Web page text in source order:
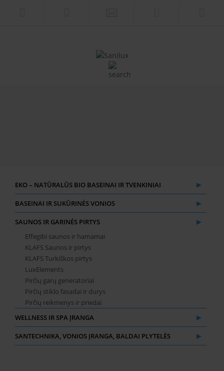
EKO – NATŪRALŪS BIO BASEINAI IR TVENKINIAI
BASEINAI IR SUKŪRINĖS VONIOS
SAUNOS IR GARINĖS PIRTYS
Effegibi saunos ir hamamai
KLAFS Saunos ir pirtys
KLAFS Turkiškos pirtys
LuxElements
Pirčių garų generatoriai
Pirčių stiklo fasadai ir durys
Pirčių reikmenys ir priedai
WELLNESS IR SPA ĮRANGA
SANTECHNIKA, VONIOS ĮRANGA, BALDAI PLYTELĖS